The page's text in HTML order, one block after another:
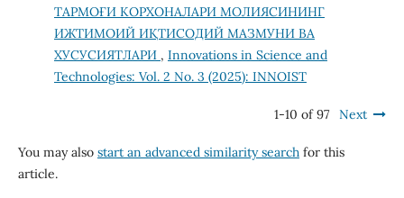
ТАРМОҒИ КОРХОНАЛАРИ МОЛИЯСИНИНГ
ИЖТИМОИЙ ИҚТИСОДИЙ МАЗМУНИ ВА
ХУСУСИЯТЛАРИ , Innovations in Science and
Technologies: Vol. 2 No. 3 (2025): INNOIST
1-10 of 97 Next
You may also start an advanced similarity searchfor this
article.